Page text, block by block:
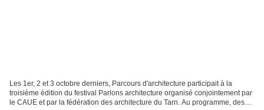
Les 1er, 2 et 3 octobre derniers, Parcours d'architecture participait à la
troisième édition du festival Parlons architecture organisé conjointement par
le CAUE et par la fédération des architecture du Tarn. Au programme, des